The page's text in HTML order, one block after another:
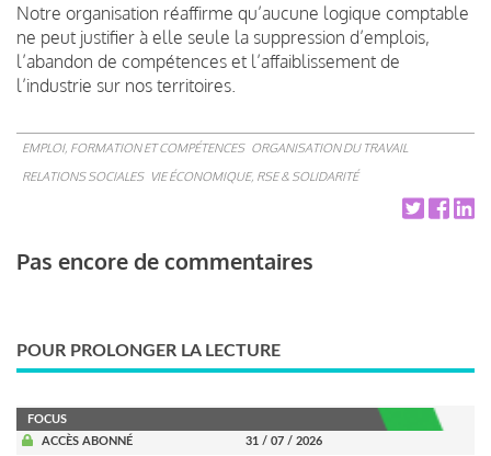
Notre organisation réaffirme qu’aucune logique comptable
ne peut justifier à elle seule la suppression d’emplois,
l’abandon de compétences et l’affaiblissement de
l’industrie sur nos territoires.
EMPLOI, FORMATION ET COMPÉTENCES ORGANISATION DU TRAVAIL
RELATIONS SOCIALES VIE ÉCONOMIQUE, RSE & SOLIDARITÉ
Pas encore de commentaires
POUR PROLONGER LA LECTURE
FOCUS
ACCÈS ABONNÉ
31 / 07 / 2026